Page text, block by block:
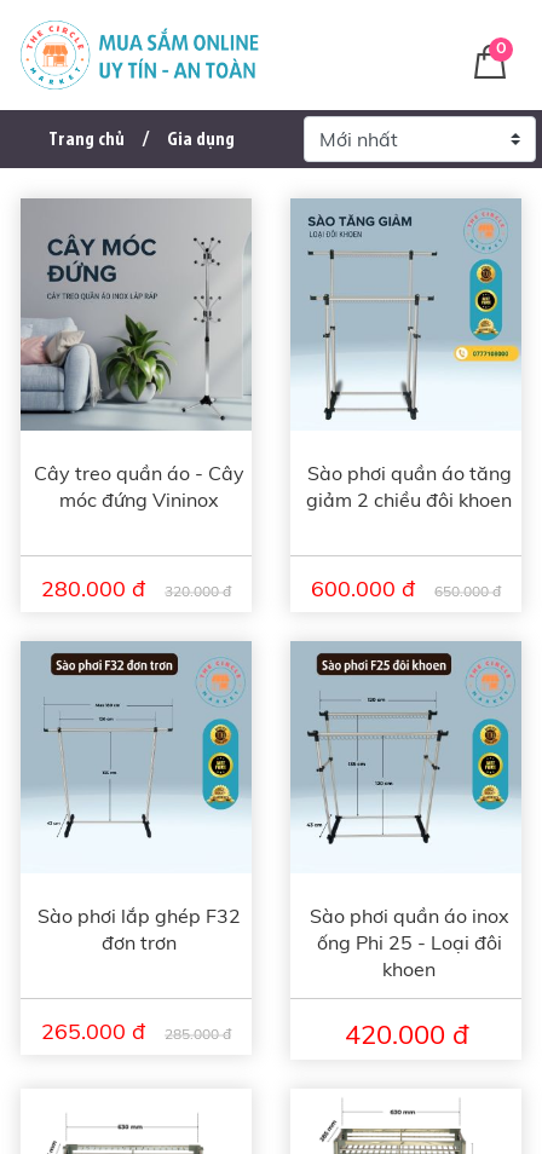
0
Trang chủ Gia dụng
Cây treo quần áo - Cây
móc đứng Vininox
280.000 đ 320.000 đ
Sào phơi quần áo tăng
giảm 2 chiều đôi khoen
600.000 đ 650.000 đ
Sào phơi lắp ghép F32
đơn trơn
265.000 đ 285.000 đ
Sào phơi quần áo inox
ống Phi 25 - Loại đôi
khoen
420.000 đ